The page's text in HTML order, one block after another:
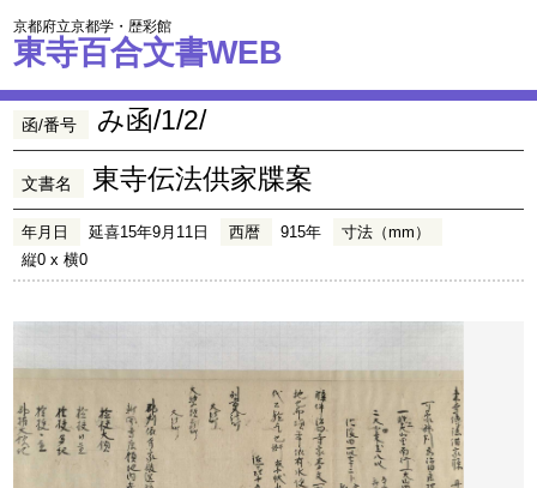
京都府立京都学・歴彩館
東寺百合文書WEB
函/番号 み函/1/2/
文書名 東寺伝法供家牒案
年月日 延喜15年9月11日 西暦 915年
寸法（mm）
縦0 x 横0